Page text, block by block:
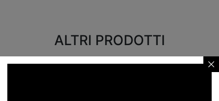
ALTRI PRODOTTI